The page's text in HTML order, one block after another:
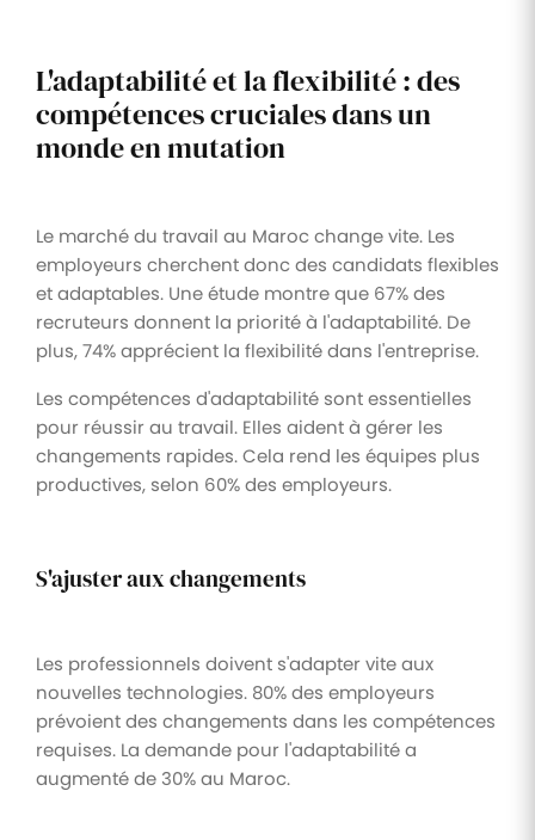
L'adaptabilité et la flexibilité : des
compétences cruciales dans un
monde en mutation
Le marché du travail au Maroc change vite. Les
employeurs cherchent donc des candidats flexibles
et adaptables. Une étude montre que 67% des
recruteurs donnent la priorité à l'adaptabilité. De
plus, 74% apprécient la flexibilité dans l'entreprise.
Les compétences d'adaptabilité sont essentielles
pour réussir au travail. Elles aident à gérer les
changements rapides. Cela rend les équipes plus
productives, selon 60% des employeurs.
S'ajuster aux changements
Les professionnels doivent s'adapter vite aux
nouvelles technologies. 80% des employeurs
prévoient des changements dans les compétences
requises. La demande pour l'adaptabilité a
augmenté de 30% au Maroc.